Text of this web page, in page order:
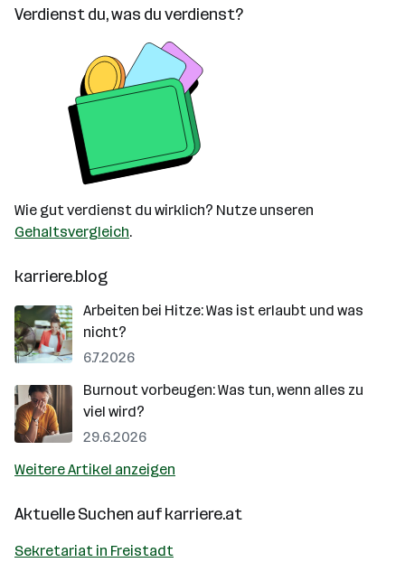
Verdienst du, was du verdienst?
Wie gut verdienst du wirklich? Nutze unseren
Gehaltsvergleich.
karriere.blog
Arbeiten bei Hitze: Was ist erlaubt und was
nicht?
6.7.2026
Burnout vorbeugen: Was tun, wenn alles zu
viel wird?
29.6.2026
Weitere Artikel anzeigen
Aktuelle Suchen aufkarriere.at
Sekretariat in Freistadt